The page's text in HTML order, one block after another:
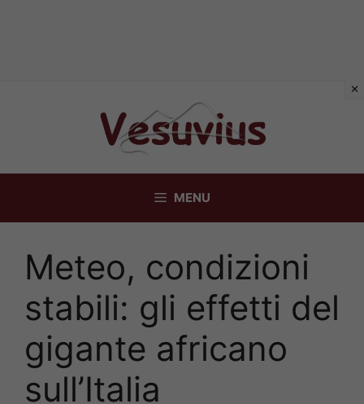
MENU
Meteo, condizioni
stabili: gli effetti del
gigante africano
sull’Italia